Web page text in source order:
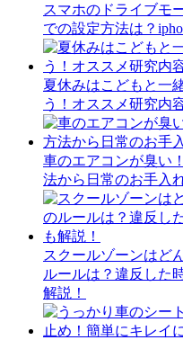
スマホのドライブモ
での設定方法は？
夏休みはこどもと一
う！オススメ研究内
車のエアコンが臭い
法から日常のお手入
スクールゾーンはど
ルールは？違反した
解説！